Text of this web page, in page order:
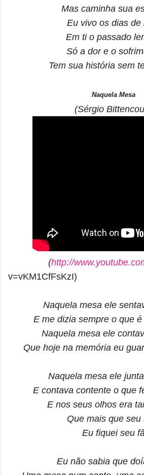
Mas caminha sua
Eu vivo os dias de
Em ti o passado
Só a dor e o
Tem sua história sem
Naquela Mesa
(Sérgio
(http://
v=vKM1CfFsKzI)
Naquela mesa ele
E me dizia sempre o que
Naquela mesa ele
Que hoje na memória eu
Naquela mesa ele
E contava contente o que
E nos seus olhos era
Que mais que seu
Eu fiquei seu
Eu não sabia que